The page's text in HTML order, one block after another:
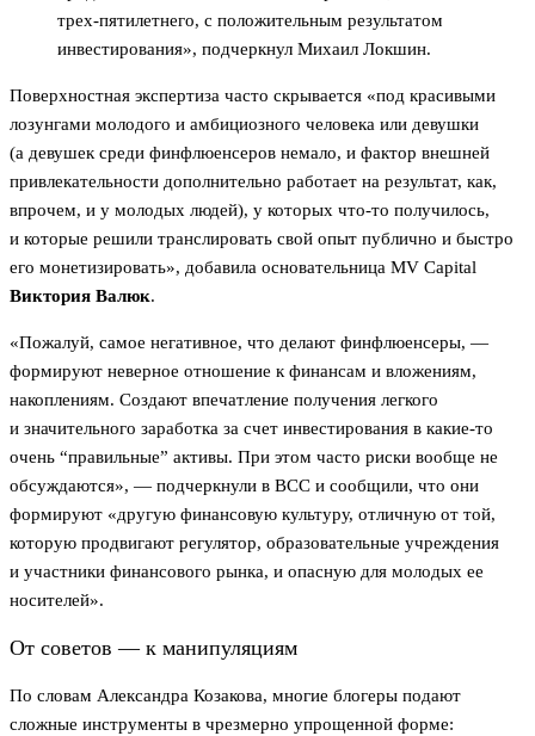
трех-пятилетнего, с положительным результатом
инвестирования», подчеркнул Михаил Локшин.
Поверхностная экспертиза часто скрывается «под красивыми
лозунгами молодого и амбициозного человека или девушки
(а девушек среди финфлюенсеров немало, и фактор внешней
привлекательности дополнительно работает на результат, как,
впрочем, и у молодых людей), у которых что-то получилось,
и которые решили транслировать свой опыт публично и быстро
его монетизировать», добавила основательница MV Capital
Виктория Валюк.
«Пожалуй, самое негативное, что делают финфлюенсеры, —
формируют неверное отношение к финансам и вложениям,
накоплениям. Создают впечатление получения легкого
и значительного заработка за счет инвестирования в какие-то
очень “правильные” активы. При этом часто риски вообще не
обсуждаются», — подчеркнули в ВСС и сообщили, что они
формируют «другую финансовую культуру, отличную от той,
которую продвигают регулятор, образовательные учреждения
и участники финансового рынка, и опасную для молодых ее
носителей».
От советов — к манипуляциям
По словам Александра Козакова, многие блогеры подают
сложные инструменты в чрезмерно упрощенной форме: